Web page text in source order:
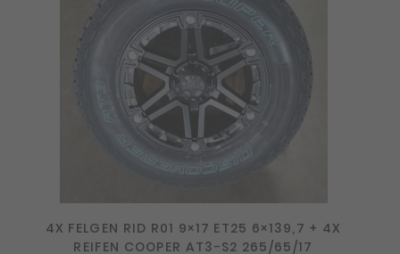
4X FELGEN RID R01 9×17 ET25 6×139,7 + 4X
REIFEN COOPER AT3-S2 265/65/17